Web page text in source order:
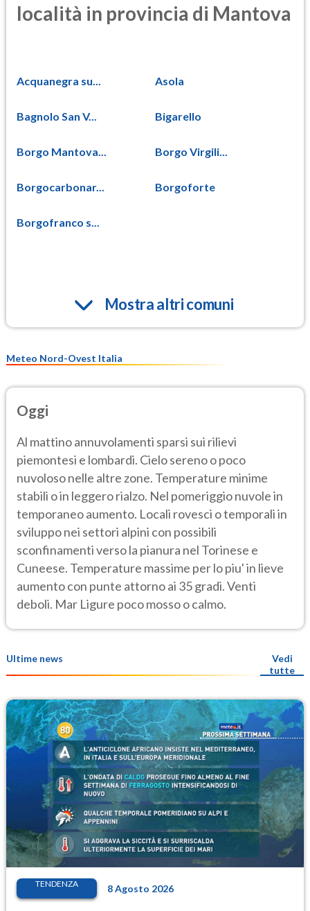
località in provincia di Mantova
Acquanegra su... Asola
Bagnolo San V... Bigarello
Borgo Mantova... Borgo Virgili...
Borgocarbonar... Borgoforte
Borgofranco s...
Mostra altri comuni
Meteo Nord-Ovest Italia
Oggi
Al mattino annuvolamenti sparsi sui rilievi
piemontesi e lombardi. Cielo sereno o poco
nuvoloso nelle altre zone. Temperature minime
stabili o in leggero rialzo. Nel pomeriggio nuvole in
temporaneo aumento. Locali rovesci o temporali in
sviluppo nei settori alpini con possibili
sconfinamenti verso la pianura nel Torinese e
Cuneese. Temperature massime per lo piu' in lieve
aumento con punte attorno ai 35 gradi. Venti
deboli. Mar Ligure poco mosso o calmo.
Ultime news
Vedi
tutte
TENDENZA 8 Agosto 2026